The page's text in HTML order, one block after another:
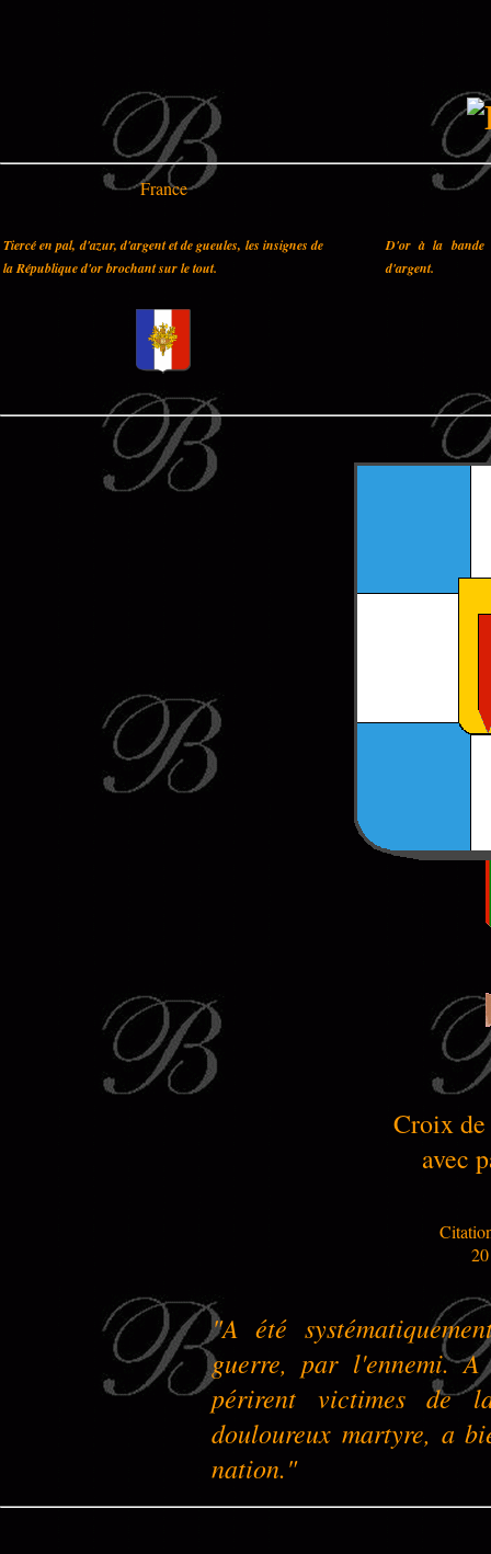
France
Tiercé en pal, d'azur, d'argent et de gueules, les insignes de
la République d'or brochant sur le tout.
D'or à la bande
d'argent.
Croix
avec
"A été
guerre, par l'ennemi.
périrent victimes de
douloureux martyre, a
nation."